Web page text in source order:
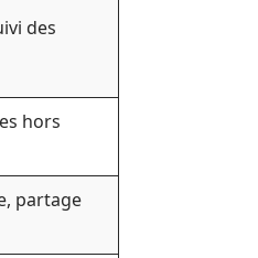
des
hors
partage